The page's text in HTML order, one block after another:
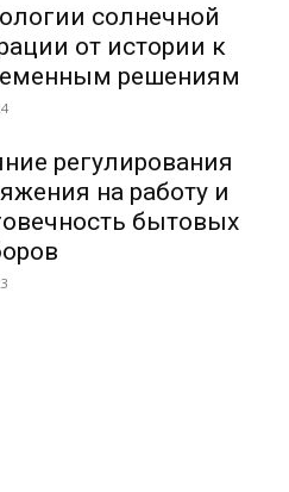
солнечной
от истории к
решениям
регулирования
на работу и
бытовых